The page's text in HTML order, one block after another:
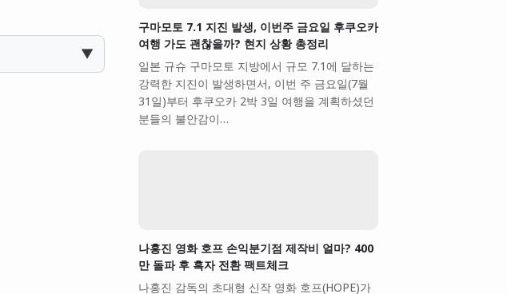
▼
구마모토 7.1 지진 발생, 이번주 금요일 후쿠오카
여행 가도 괜찮을까? 현지 상황 총정리
일본 규슈 구마모토 지방에서 규모 7.1에 달하는
강력한 지진이 발생하면서, 이번 주 금요일(7월
31일)부터 후쿠오카 2박 3일 여행을 계획하셨던
분들의 불안감이…
나홍진 영화 호프 손익분기점 제작비 얼마? 400
만 돌파 후 흑자 전환 팩트체크
나홍진 감독의 초대형 신작 영화 호프(HOPE)가